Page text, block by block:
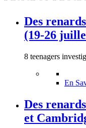
Des
(19-26
8 teenagers
En
Des
et